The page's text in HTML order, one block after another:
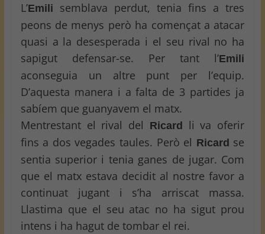
L’Emili semblava perdut, tenia fins a tres
peons de menys però ha començat a atacar
quasi a la desesperada i el seu rival no ha
sapigut defensar-se. Per tant l’Emili
aconseguia un altre punt per l’equip.
D’aquesta manera i a falta de 3 partides ja
sabíem que guanyavem el matx.
Mentrestant el rival del
Ricard li va oferir
fins a dos vegades taules. Però el Ricard se
sentia superior i tenia ganes de jugar. Com
que el matx estava decidit al nostre favor a
continuat jugant i s’ha arriscat massa.
Llastima que el seu atac no ha sigut prou
intens i ha hagut de tombar el rei.